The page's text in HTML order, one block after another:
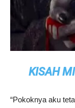
KISAH
“Pokoknya aku